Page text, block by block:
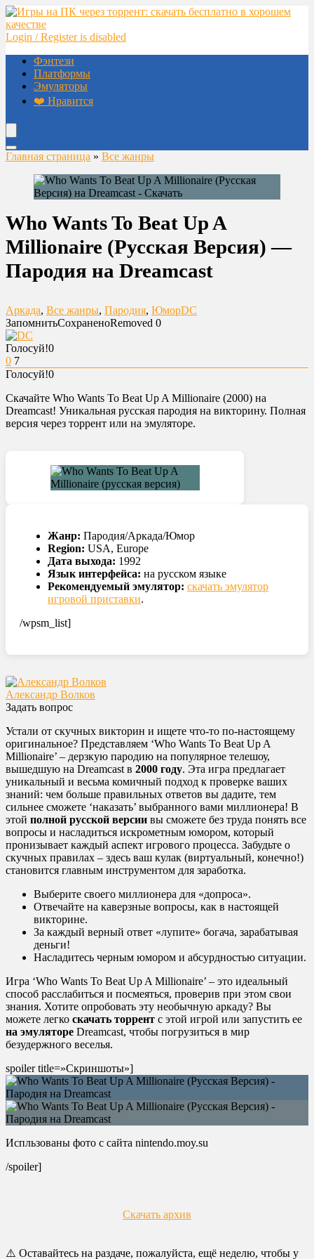
Login / Register is disabled
Фэнтези
Платформы
Эмуляторы
❤️ Нравится
Главная страница » Все жанры
Who Wants To Beat Up A
Millionaire (Русская Версия) —
Пародия на Dreamcast
Аркада, Все жанры, Пародия, ЮморDC
ЗапомнитьСохраненоRemoved 0
Голосуй!0
0 7
Голосуй!0
Скачайте Who Wants To Beat Up A Millionaire (2000) на
Dreamcast! Уникальная русская пародия на викторину. Полная
версия через торрент или на эмуляторе.
Жанр: Пародия/Аркада/Юмор
Region: USA, Europe
Дата выхода: 1992
Язык интерфейса: на русском языке
Рекомендуемый эмулятор: скачать эмулятор
игровой приставки.
/wpsm_list]
Александр Волков
Задать вопрос
Устали от скучных викторин и ищете что-то по-настоящему
оригинальное? Представляем ‘Who Wants To Beat Up A
Millionaire’ – дерзкую пародию на популярное телешоу,
вышедшую на Dreamcast в 2000 году. Эта игра предлагает
уникальный и весьма комичный подход к проверке ваших
знаний: чем больше правильных ответов вы дадите, тем
сильнее сможете ‘наказать’ выбранного вами миллионера! В
этой полной русской версии вы сможете без труда понять все
вопросы и насладиться искрометным юмором, который
пронизывает каждый аспект игрового процесса. Забудьте о
скучных правилах – здесь ваш кулак (виртуальный, конечно!)
становится главным инструментом для заработка.
Выберите своего миллионера для «допроса».
Отвечайте на каверзные вопросы, как в настоящей
викторине.
За каждый верный ответ «лупите» богача, зарабатывая
деньги!
Насладитесь черным юмором и абсурдностью ситуации.
Игра ‘Who Wants To Beat Up A Millionaire’ – это идеальный
способ расслабиться и посмеяться, проверив при этом свои
знания. Хотите опробовать эту необычную аркаду? Вы
можете легко скачать торрент с этой игрой или запустить ее
на эмуляторе Dreamcast, чтобы погрузиться в мир
безудержного веселья.
spoiler title=»Скриншоты»]
Испльзованы фото с сайта nintendo.moy.su
/spoiler]
Скачать архив
⚠️ Оставайтесь на раздаче, пожалуйста, ещё неделю, чтобы у